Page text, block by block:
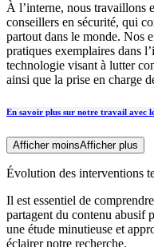
À l’interne, nous travaillons
conseillers en sécurité, qui
partout dans le monde. Nos
pratiques exemplaires dans
technologie visant à lutter
ainsi que la prise en charge
En savoir plus sur notre travail avec
Afficher moinsAfficher plus
Évolution des interventions
Il est essentiel de
partagent du contenu abusif
une étude minutieuse et
éclairer notre recherche.